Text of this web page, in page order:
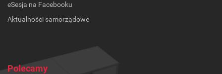
eSesja na Facebooku
Aktualności samorządowe
Polecamy